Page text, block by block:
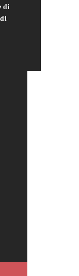
di